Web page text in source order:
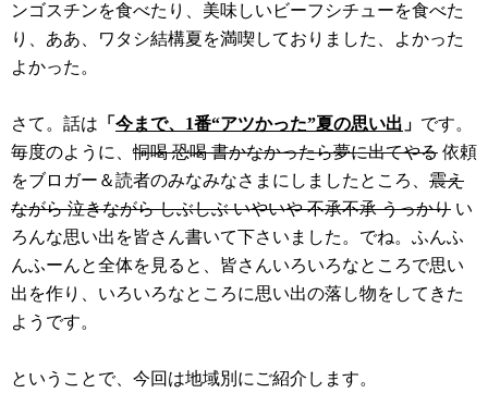
ンゴスチンを食べたり、美味しいビーフシチューを食べた
り、ああ、ワタシ結構夏を満喫しておりました、よかった
よかった。
さて。話は 「 今まで、1番“アツかった”夏の思い出 」 です。
毎度のように、恫喝 恐喝 書かなかったら夢に出てやる 依頼
をブロガー＆読者のみなみなさまにしましたところ、 震え
ながら 泣きながら しぶしぶ いやいや 不承不承 うっかり い
ろんな思い出を皆さん書いて下さいました。でね。ふんふ
んふーんと全体を見ると、皆さんいろいろなところで思い
出を作り、いろいろなところに思い出の落し物をしてきた
ようです。
ということで、今回は地域別にご紹介します。